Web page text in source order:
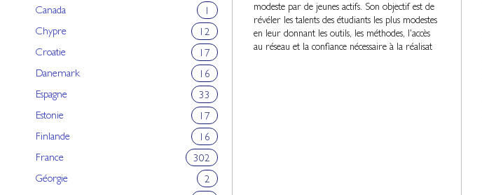
Canada
1
Chypre
12
Croatie
17
Danemark
16
Espagne
33
Estonie
17
Finlande
16
France
302
Géorgie
2
modeste par de jeunes actifs. Son objectif est de
révéler les talents des étudiants les plus modestes
en leur donnant les outils, les méthodes, l'accès
au réseau et la confiance nécessaire à la réalisat